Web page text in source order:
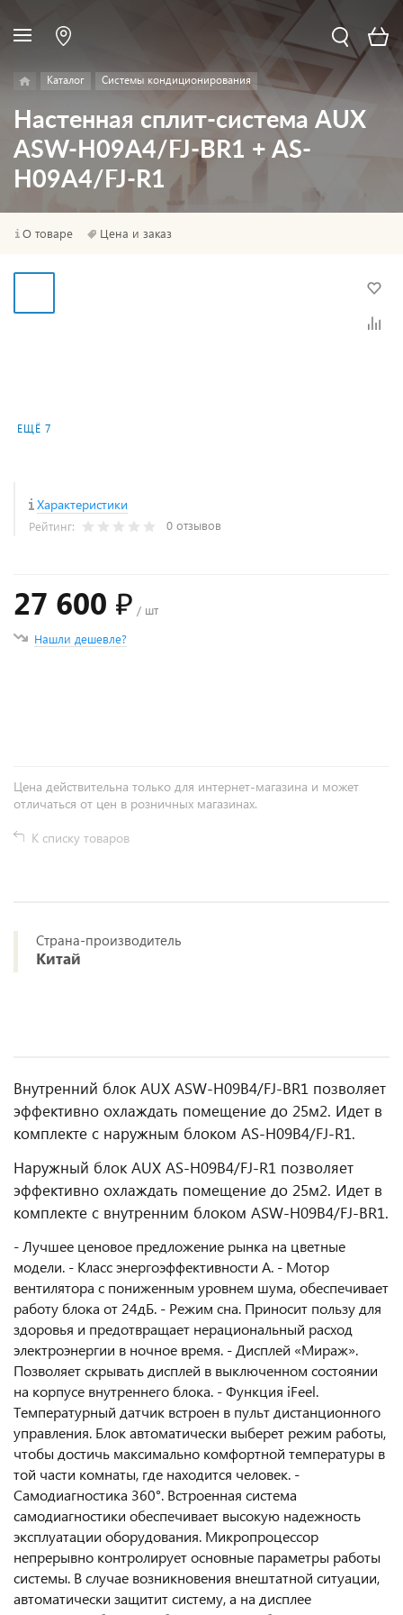
Каталог Системы кондиционирования
Настенная сплит-система AUX
ASW-H09A4/FJ-BR1 + AS-
H09A4/FJ-R1
О товаре Цена и заказ
ЕЩЁ 7
Характеристики
Рейтинг: 0 отзывов
27 600 ₽ / шт
Нашли дешевле?
Цена действительна только для интернет-магазина и может
отличаться от цен в розничных магазинах.
К списку товаров
Страна-производитель
Китай
Внутренний блок AUX ASW-H09B4/FJ-BR1 позволяет
эффективно охлаждать помещение до 25м2. Идет в
комплекте с наружным блоком AS-H09B4/FJ-R1.
Наружный блок AUX AS-H09B4/FJ-R1 позволяет
эффективно охлаждать помещение до 25м2. Идет в
комплекте с внутренним блоком ASW-H09B4/FJ-BR1.
- Лучшее ценовое предложение рынка на цветные
модели. - Класс энергоэффективности A. - Мотор
вентилятора с пониженным уровнем шума, обеспечивает
работу блока от 24дБ. - Режим сна. Приносит пользу для
здоровья и предотвращает нерациональный расход
электроэнергии в ночное время. - Дисплей «Мираж».
Позволяет скрывать дисплей в выключенном состоянии
на корпусе внутреннего блока. - Функция iFeel.
Температурный датчик встроен в пульт дистанционного
управления. Блок автоматически выберет режим работы,
чтобы достичь максимально комфортной температуры в
той части комнаты, где находится человек. -
Cамодиагностика 360°. Встроенная система
самодиагностики обеспечивает высокую надежность
эксплуатации оборудования. Микропроцессор
непрерывно контролирует основные параметры работы
системы. В случае возникновения внештатной ситуации,
автоматически защитит систему, а на дисплее